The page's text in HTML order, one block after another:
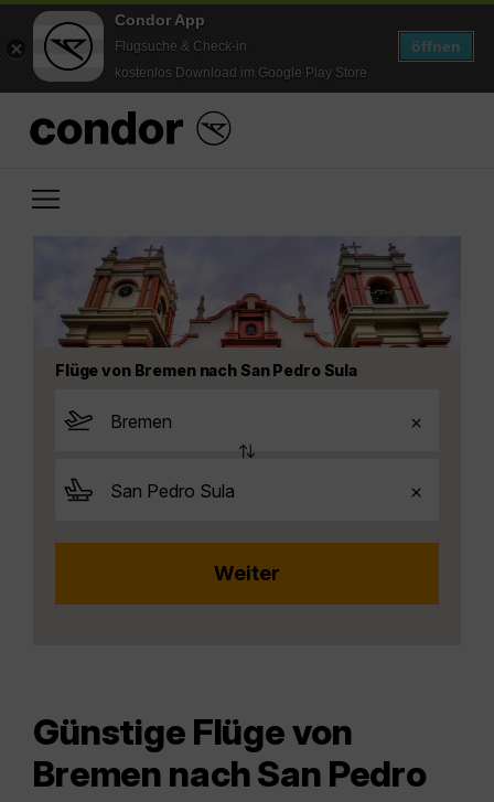
Condor App
Flugsuche & Check-in
kostenlos Download im Google Play Store
öffnen
Flüge von Bremen nach San Pedro Sula
Günstige Flüge von
Bremen nach San Pedro